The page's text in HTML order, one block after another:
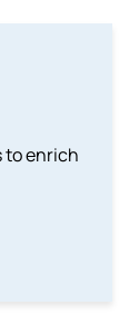
to enrich